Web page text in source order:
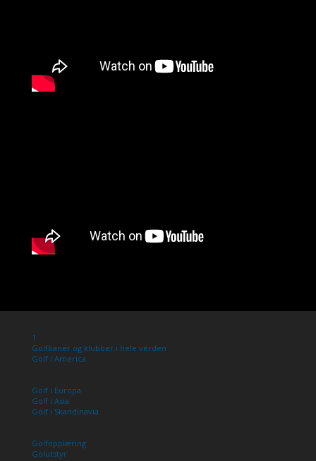
1
Golfbaner og klubber i hele verden
Golf i America
Golf i Europa
Golf i Asia
Golf i Skandinavia
Golfopplæring
Golutstyr